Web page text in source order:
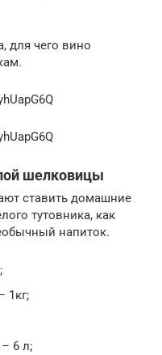
для чего вино
шелковицы
ставить домашние
тутовника, как
напиток.
1кг;
6 л;